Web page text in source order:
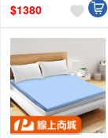
$1380